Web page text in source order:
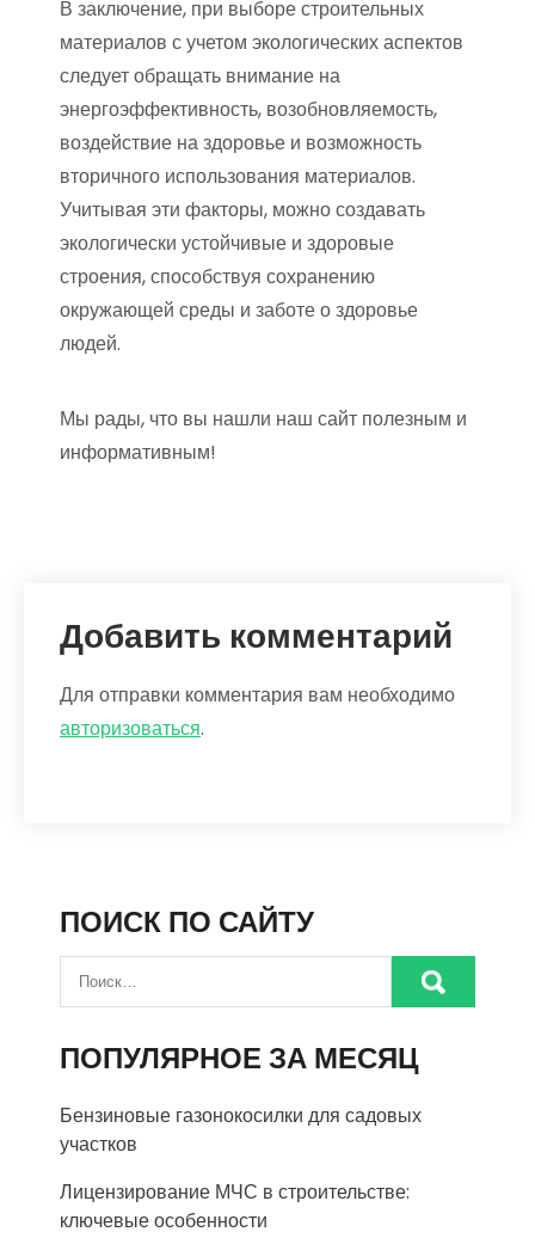
В заключение, при выборе строительных
материалов с учетом экологических аспектов
следует обращать внимание на
энергоэффективность, возобновляемость,
воздействие на здоровье и возможность
вторичного использования материалов.
Учитывая эти факторы, можно создавать
экологически устойчивые и здоровые
строения, способствуя сохранению
окружающей среды и заботе о здоровье
людей.
Мы рады, что вы нашли наш сайт полезным и
информативным!
Добавить комментарий
Для отправки комментария вам необходимо
авторизоваться.
ПОИСК ПО САЙТУ
ПОПУЛЯРНОЕ ЗА МЕСЯЦ
Бензиновые газонокосилки для садовых
участков
Лицензирование МЧС в строительстве:
ключевые особенности